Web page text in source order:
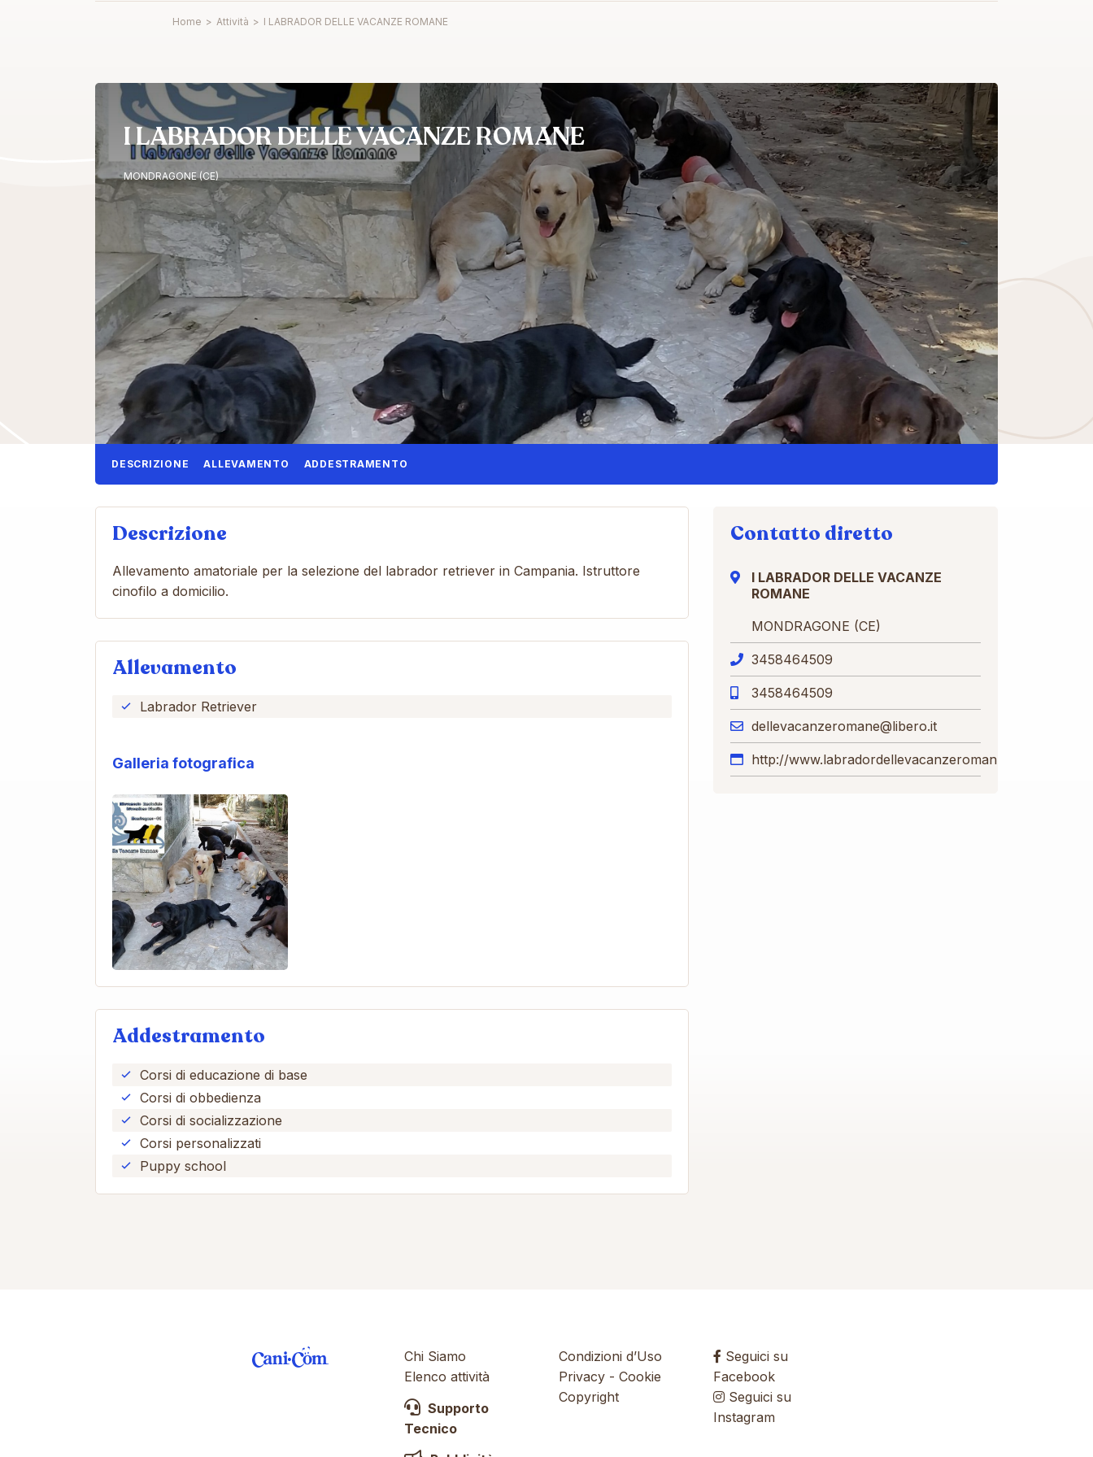
Home > Attività > I LABRADOR DELLE VACANZE ROMANE
I LABRADOR DELLE VACANZE ROMANE
MONDRAGONE (CE)
DESCRIZIONE ALLEVAMENTO ADDESTRAMENTO
Descrizione
Allevamento amatoriale per la selezione del labrador retriever in Campania. Istruttore
cinofilo a domicilio.
Allevamento
Labrador Retriever
Galleria fotografica
Addestramento
Corsi di educazione di base
Corsi di obbedienza
Corsi di socializzazione
Corsi personalizzati
Puppy school
Contatto diretto
I LABRADOR DELLE VACANZE
ROMANE
MONDRAGONE (CE)
3458464509
3458464509
dellevacanzeromane@libero.it
http://www.labradordellevacanzeromane.com
Chi Siamo
Elenco attività
Supporto
Tecnico
Condizioni d’Uso
Privacy - Cookie
Copyright
Seguici su
Facebook
Seguici su
Instagram